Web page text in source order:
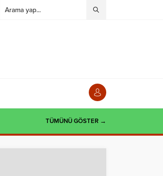
TÜMÜNÜ GÖSTER →